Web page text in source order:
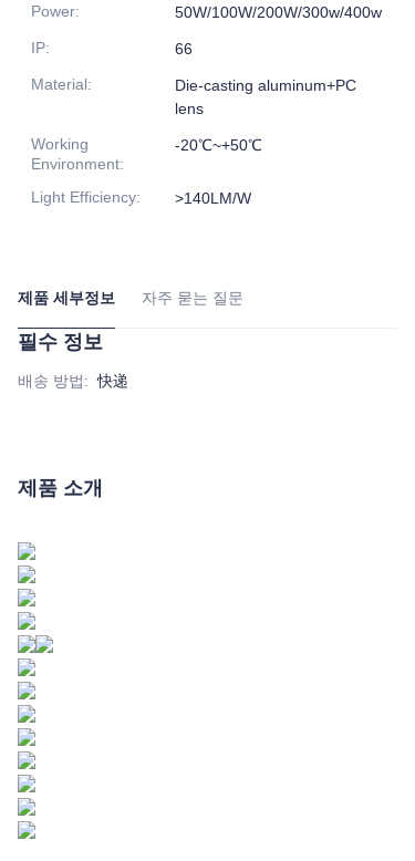
Price
Power:
50W/100W/200W/300w/400w
IP:
66
Material:
Die-casting aluminum+PC
lens
Working
Environment:
-20℃~+50℃
Light Efficiency: >140LM/W
제품 세부정보 자주 묻는 질문
필수 정보
배송 방법: 快递
제품 소개